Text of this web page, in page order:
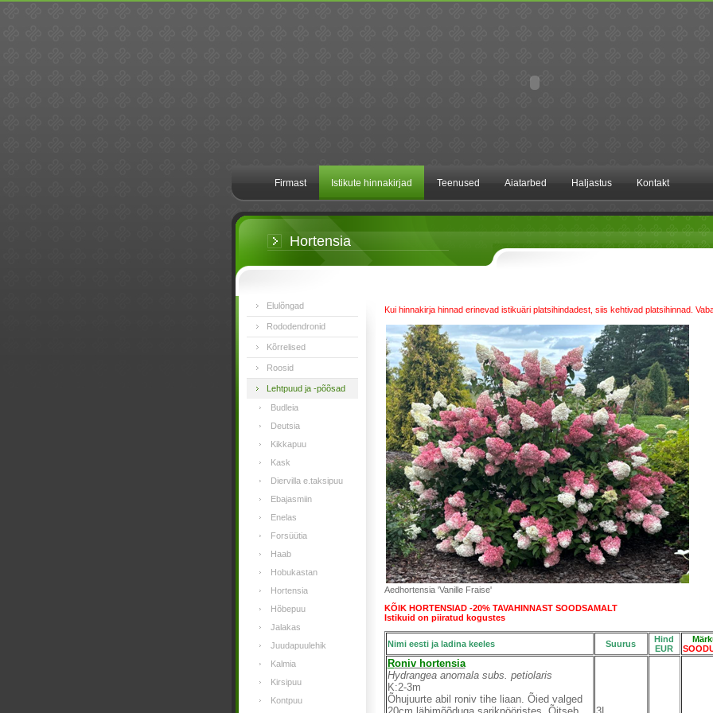
Firmast Istikute hinnakirjad Teenused Aiatarbed Haljastus Kontakt
Hortensia
Elulõngad
Rododendronid
Kõrrelised
Roosid
Lehtpuud ja -põõsad
Budleia
Deutsia
Kikkapuu
Kask
Diervilla e.taksipuu
Ebajasmiin
Enelas
Forsüütia
Haab
Hobukastan
Hortensia
Hõbepuu
Jalakas
Juudapuulehik
Kalmia
Kirsipuu
Kontpuu
Kui hinnakirja hinnad erinevad istikuäri platsihindadest, siis kehtivad platsihinnad.
Aedhortensia 'Vanille Fraise'
KÕIK HORTENSIAD -20% TAVAHINNAST SOODSAMALT
Istikuid on piiratud kogustes
Nimi eesti ja ladina keeles Suurus
Hind
EUR
Roniv hortensia
Hydrangea anomala subs. petiolaris
K:2-3m
Õhujuurte abil roniv tihe liaan. Õied valged